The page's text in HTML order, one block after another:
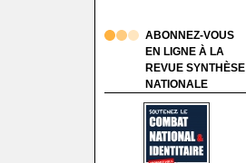
ABONNEZ-VOUS
EN LIGNE À LA
REVUE SYNTHÈSE
NATIONALE